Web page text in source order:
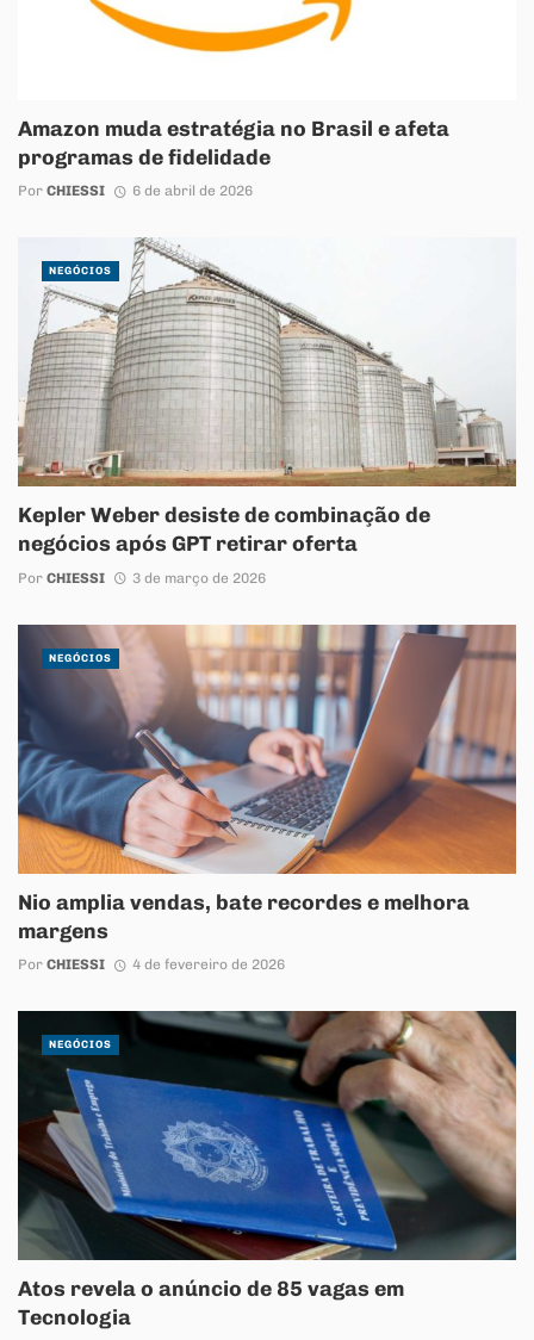
Amazon muda estratégia no Brasil e afeta
programas de fidelidade
Por CHIESSI 6 de abril de 2026
Kepler Weber desiste de combinação de
negócios após GPT retirar oferta
Por CHIESSI 3 de março de 2026
NEGÓCIOS
Nio amplia vendas, bate recordes e melhora
margens
Por CHIESSI 4 de fevereiro de 2026
NEGÓCIOS
Atos revela o anúncio de 85 vagas em
Tecnologia
NEGÓCIOS